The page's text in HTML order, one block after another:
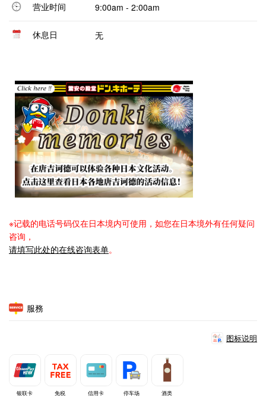
营业时间 9:00am - 2:00am
休息日 无
※记载的电话号码仅在日本境内可使用，如您在日本境外有任何疑问
咨询，
请填写此处的在线咨询表单。
服務
图标说明
银联卡 免税 信用卡 停车场 酒类